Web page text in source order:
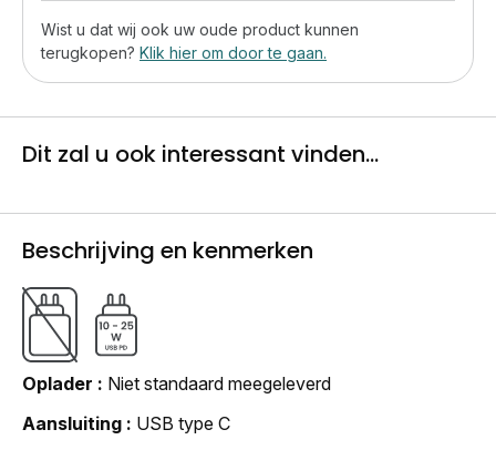
Wist u dat wij ook uw oude product kunnen
terugkopen? Klik hier om door te gaan.
Dit zal u ook interessant vinden...
Beschrijving en kenmerken
Oplader
Niet standaard meegeleverd
Aansluiting
USB type C